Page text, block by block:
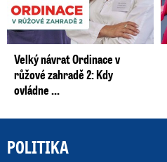
Velký návrat Ordinace v
růžové zahradě 2: Kdy
ovládne ...
POLITIKA